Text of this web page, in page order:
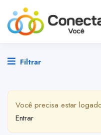
Filtrar
Você precisa estar
Entrar